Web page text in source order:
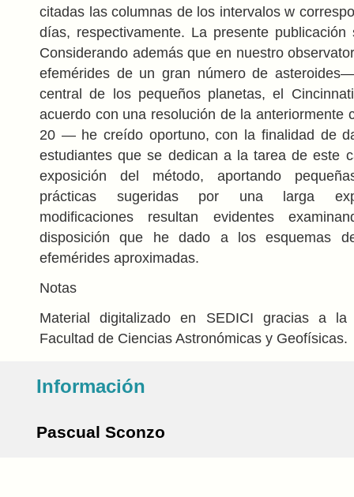
citadas las columnas de los intervalos w
días, respectivamente. La presente publicación
Considerando además que en nuestro
efemérides de un gran número de
central de los pequeños planetas, el
acuerdo con una resolución de la anteriormente
20 — he creído oportuno, con la finalidad de
estudiantes que se dedican a la tarea de este
exposición del método, aportando
prácticas sugeridas por una larga
modificaciones resultan evidentes
disposición que he dado a los esquemas
efemérides aproximadas.
Notas
Material digitalizado en SEDICI gracias a
Facultad de Ciencias Astronómicas y Geofísicas.
Información
Pascual Sconzo